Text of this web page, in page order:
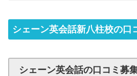
シェーン英会話新八柱校の口
シェーン英会話の口コミ募